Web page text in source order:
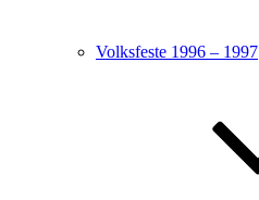
Volksfeste 1996 – 1997